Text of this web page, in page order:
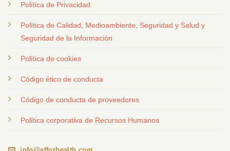
Política de Privacidad
Política de Calidad, Medioambiente, Seguridad y Salud y
Seguridad de la Información
Política de cookies
Código ético de conducta
Código de conducta de proveedores
Política corporativa de Recursos Humanos